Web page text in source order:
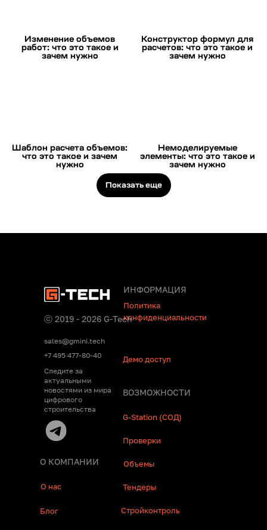
Изменение объемов
работ: что это такое и
зачем нужно
Конструктор формул для
расчетов: что это такое и
зачем нужно
Шаблон расчета объемов:
что это такое и зачем
нужно
Немоделируемые
элементы: что это такое и
зачем нужно
Показать еще
Демо доступ
Политика
конфиденциальности
ИНФОРМАЦИЯ
О нас
Блог
ⓒ 2019 - 2026 G-Tech
sales@gmini.tech
+7 495 477-80-40
Следите за
актуальными
новостями из мира
цифрового
строительства
О КОМПАНИИ
G-Station (СОД)
Проверки
Объемы
Тендеры
Стройконтроль
ВОЗМОЖНОСТИ